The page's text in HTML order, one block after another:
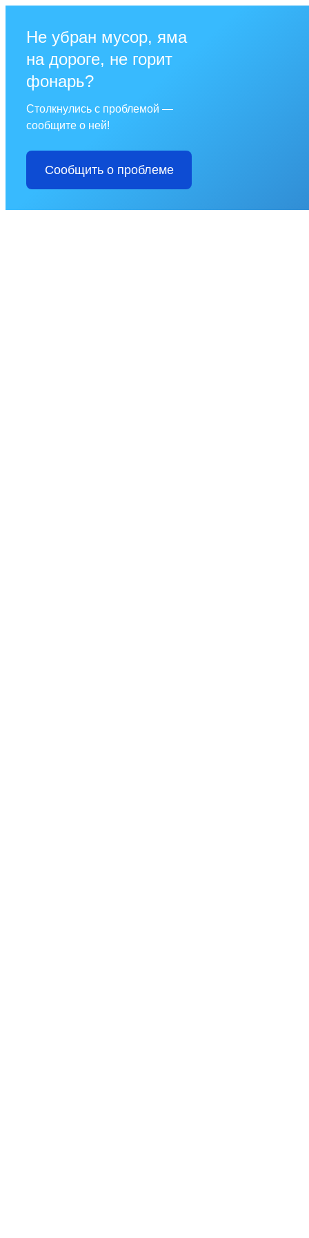
Не убран мусор, яма
на дороге, не горит
фонарь?
Столкнулись с проблемой —
сообщите о ней!
Сообщить о проблеме